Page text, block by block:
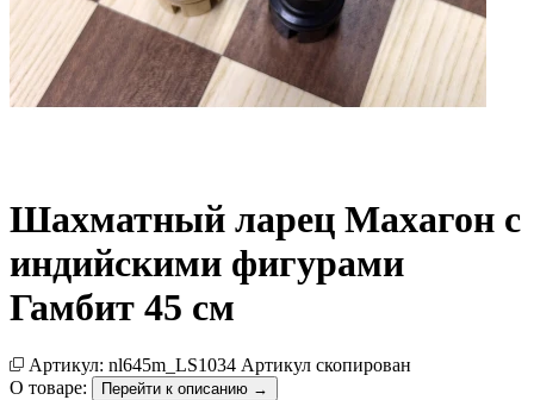
Шахматный ларец Махагон с
индийскими фигурами
Гамбит 45 см
Артикул: nl645m_LS1034 Артикул скопирован
О товаре:
Перейти к описанию →